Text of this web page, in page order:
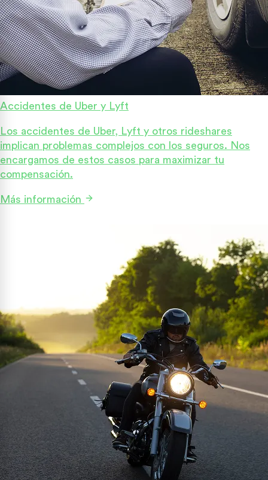
Accidentes de Uber y Lyft
Los accidentes de Uber, Lyft y otros rideshares
implican problemas complejos con los seguros. Nos
encargamos de estos casos para maximizar tu
compensación.
Más información